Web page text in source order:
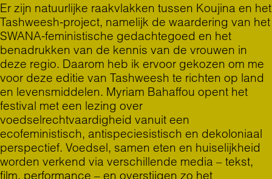
Er zijn natuurlijke raakvlakken tussen Koujina en het
Tashweesh-project, namelijk de waardering van het
SWANA-feministische gedachtegoed en het
benadrukken van de kennis van de vrouwen in
deze regio. Daarom heb ik ervoor gekozen om me
voor deze editie van Tashweesh te richten op land
en levensmiddelen. Myriam Bahaffou opent het
festival met een lezing over
voedselrechtvaardigheid vanuit een
ecofeministisch, antispeciesistisch en dekoloniaal
perspectief. Voedsel, samen eten en huiselijkheid
worden verkend via verschillende media – tekst,
film, performance – en overstijgen zo het